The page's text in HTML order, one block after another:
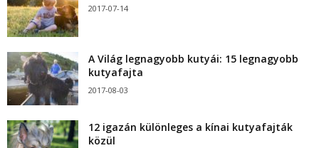
2017-07-14
A Világ legnagyobb kutyái: 15 legnagyobb
kutyafajta
2017-08-03
12 igazán különleges a kínai kutyafajták
közül